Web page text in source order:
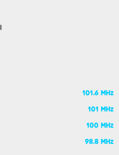
101.6 MHz
101 MHz
100 MHz
98.8 MHz